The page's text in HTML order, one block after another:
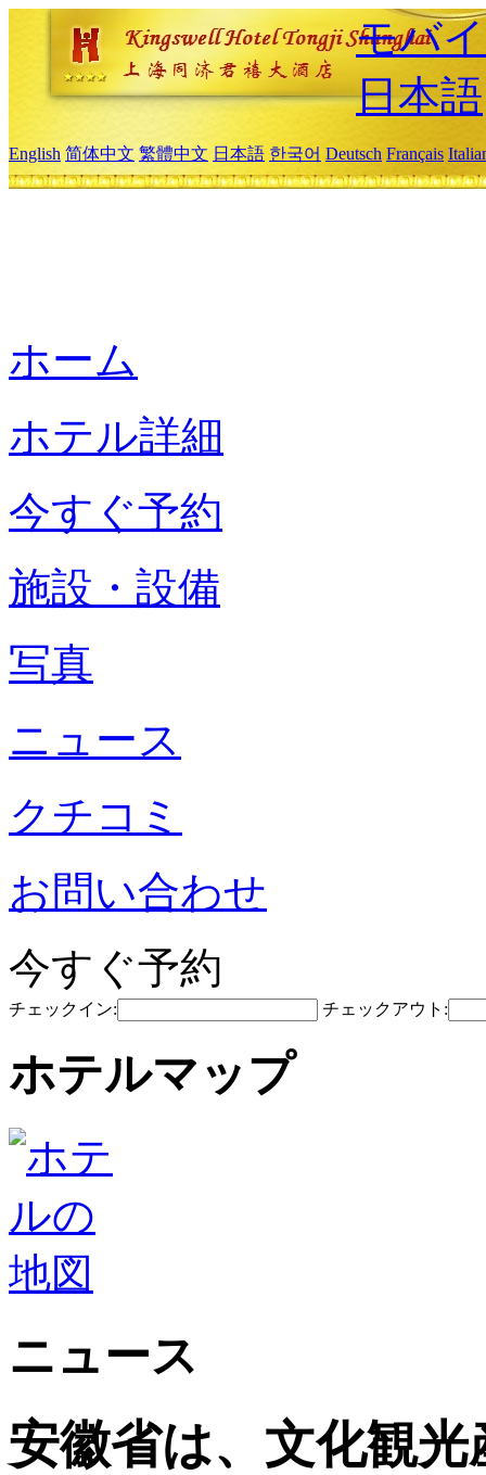
モバ
日本語
English 简体中文 繁體中文 日本語 한국어 Deutsch Français
ホーム
ホテル詳細
今すぐ予約
施設・設備
写真
ニュース
クチコミ
お問い合わせ
今すぐ予約
チェックイン: チェックアウト:
ホテルマップ
ニュース
安徽省は、文化観